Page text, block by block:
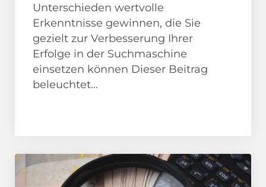
Unterschieden wertvolle
Erkenntnisse gewinnen, die Sie
gezielt zur Verbesserung Ihrer
Erfolge in der Suchmaschine
einsetzen können Dieser Beitrag
beleuchtet...